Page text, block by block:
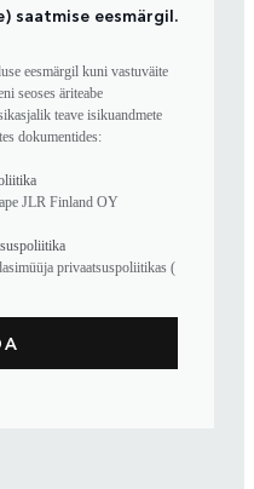
saatmise eesmärgil.
eesmärgil kuni vastuväite
seoses äriteabe
teave isikuandmete
dokumentides:
JLR Finland OY
privaatsuspoliitikas (